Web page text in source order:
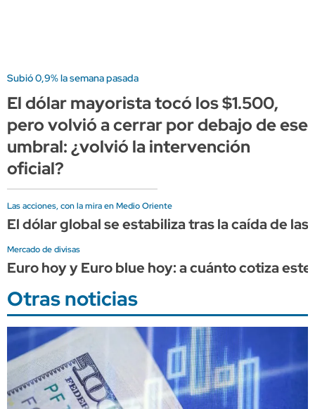
Subió 0,9% la semana pasada
El dólar mayorista tocó los $1.500,
pero volvió a cerrar por debajo de ese
umbral: ¿volvió la intervención
oficial?
Las acciones, con la mira en Medio Oriente
El dólar global se estabiliza tras la caída de las
Mercado de divisas
Euro hoy y Euro blue hoy: a cuánto cotiza
Otras noticias